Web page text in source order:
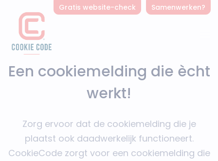
Gratis website-check Samenwerken?
Een cookiemelding die ècht
werkt!
Zorg ervoor dat de cookiemelding die je
plaatst ook daadwerkelijk functioneert.
CookieCode zorgt voor een cookiemelding die